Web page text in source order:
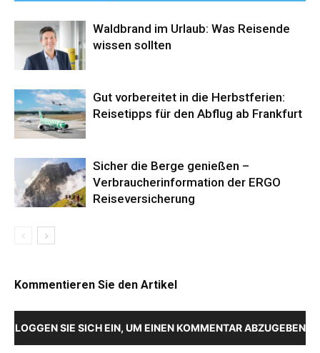
Waldbrand im Urlaub: Was Reisende
wissen sollten
Gut vorbereitet in die Herbstferien:
Reisetipps für den Abflug ab Frankfurt
Sicher die Berge genießen –
Verbraucherinformation der ERGO
Reiseversicherung
Kommentieren Sie den Artikel
LOGGEN SIE SICH EIN, UM EINEN KOMMENTAR ABZUGEBEN